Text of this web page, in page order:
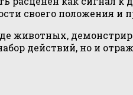
своего положения и
действий, но и